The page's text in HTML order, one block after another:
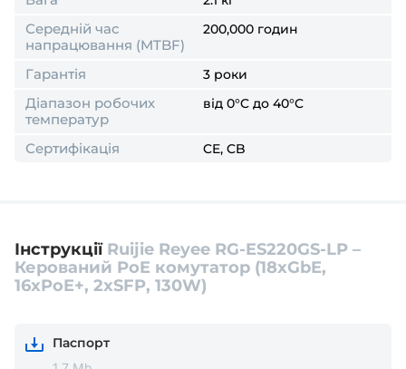
Середній час
напрацювання (MTBF)
200,000 годин
Гарантія 3 роки
Діапазон робочих
температур
від 0°C до 40°C
Сертифікація CE, CB
Інструкції Ruijie Reyee RG-ES220GS-LP –
Керований PoE комутатор (18xGbE,
16xPoE+, 2xSFP, 130W)
Паспорт